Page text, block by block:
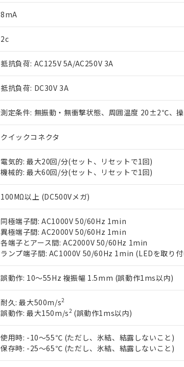
8mA
2c
抵抗負荷: AC125V 5A/AC250V 3A
抵抗負荷: DC30V 3A
測定条件: 無振動・無衝撃状態、周囲温度 20±2℃、
クイックコネクタ
電気的: 最大20回/分(セット、リセットで1回)
機械的: 最大60回/分(セット、リセットで1回)
100MΩ以上 (DC500Vメガ)
同極端子間: AC1000V 50/60Hz 1min
異極端子間: AC2000V 50/60Hz 1min
各端子とアース間: AC2000V 50/60Hz 1min
ランプ端子間: AC1000V 50/60Hz 1min (LEDを取り
誤動作: 10～55Hz 複振幅 1.5mm (誤動作1ms以内)
耐久: 最大500m/s2
誤動作: 最大150m/s2(誤動作1ms以内)
使用時: -10～55℃ (ただし、氷結、結露しないこと)
保存時: -25～65℃ (ただし、氷結、結露しないこと)
ご利用条件
以下の条件をお読みいただき、同意のうえご利用く
本サービスは、当社制御機器事業取扱商品の
くものです。
当社制御機器事業取扱商品の中には、本サー
在庫状況および標準価格照会結果は、記載し
のであり、閲覧された時点での実際の在庫お
正式な納期状況および標準価格はお客様のお
当社販売員にご相談ください。
オムロン制御機器販売店や当社販売拠点は「
在庫状況および標準価格結果を当社の事前の
す。
マイパーツ機能（部品リスト作成サービス）
ている必要があります。
お客様が当ウェブサイト上で当社にご登録さ
が、当社の製品・サービスに関するお客様と
※当社の共同利用者とは、 "個人情報の共同利
いる法人を指します。
※1 対応状況
対応済み：EU RoHS指令（10物質）の非含有
対応予定：EU RoHS指令（10物質）の非含有に対
調査・確認中：EU RoHS指令（10物質）の非含
非該当品：ライセンス料など無形物で、有害物質有
仕入先様の事情により、非含有部品としていたも
があります。
*EU RoHS指令（10物質）：
鉛(Pb) 1000ppm以下、 水銀(Hg) 1000ppm以下、 カドミウム(Cd)
六価クロム(Cr(Ⅵ)) 1000ppm以下、ポリ臭化ビフェニル類(PBB)
フタル酸ビス(2-エチルヘキシル) (DEHP)(別名：DOP) 1000ppm
但し、RoHS指令で産業用監視および制御機器に対する適用除外項
※2 対応予定月
部品在庫の切り替え状況などにより、予定月が前後
※3 非含有証明書ダウンロード
EU RoHS指令（10物質）の非含有証明書
51物質の非含有証明書（当社基準）
※1 中国RoHS○×表
「×」：最大均質材料含有率が中国RoHSの基準値
「－」：未確認です。当社販売部門へお問い合わせ
Pb(鉛) :1000ppm、 Hg(水銀) : 1000ppm、 Cd(カドミウム) :
DBP(フタル酸ジブチル) : 1000ppm、 DIBP(フタル酸ジイソブチ
DEHP(フタル酸ビス(2-エチルヘキシル)) : 1000ppm
※2 環境保護使用期限
「10」：通常の使用状況下において有害物質が外
味します。
「－」：未確認です。当社販売部門へお問い合わせ
当社は、これら貴社製品のうち、外国為替お
う）を輸出または国外への提供する場合は、
などの必要な手続きをとります。
当社は規制貨物を破棄する場合は、完全に破
ます。
置等に一切使用いたしません。
当社は、貴社製品を第三者に販売する場合は
また当社は、販売先および販売に係わる関係
たしません。
合意する
記
号
説明
○ 一定数以上の在庫あり
△ 一定数には満たないが在庫あり
在庫なし(最新の在庫状況については、
白
受注生産機種、また在庫状況の情報を公